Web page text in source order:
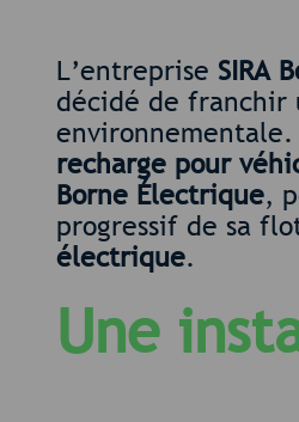
L’entreprise SIRA
décidé de franchir
environnementale.
recharge pour
Borne Électrique,
progressif de sa
électrique.
Une